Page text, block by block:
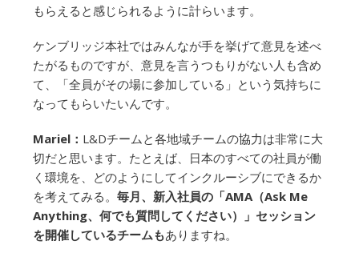
もらえると感じられるように計らいます。
ケンブリッジ本社ではみんなが手を挙げて意見を述べ
たがるものですが、意見を言うつもりがない人も含め
て、「全員がその場に参加している」という気持ちに
なってもらいたいんです。
Mariel： L&Dチームと各地域チームの協力は非常に大
切だと思います。たとえば、日本のすべての社員が働
く環境を、どのようにしてインクルーシブにできるか
を考えてみる。 毎月、新入社員の「AMA（Ask Me
Anything、何でも質問してください）」セッション
を開催しているチームもありますね。